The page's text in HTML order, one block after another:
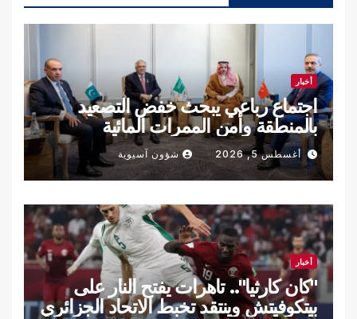
أخبار
اجتماع رباعي يبحث خفض التصعيد
بالمنطقة وأمن الممرات المائية
أغسطس 5, 2026 شؤون آسيوية
أخبار
"كان كارثيا".. تاهرات يفتح النار على
بيتكوفيتش وينتقد تخبط الاتحاد الجزائري